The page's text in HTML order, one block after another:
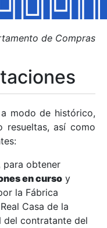
de Compras
modo de histórico,
resueltas, así como
obtener
en curso y
la Fábrica
Casa de la
del contratante del